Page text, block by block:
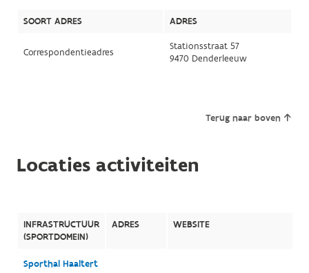
SOORT ADRES ADRES
Correspondentieadres
Stationsstraat 57
9470 Denderleeuw
Terug naar boven
Locaties activiteiten
INFRASTRUCTUUR
(SPORTDOMEIN)
ADRES WEBSITE
Sporthal Haaltert